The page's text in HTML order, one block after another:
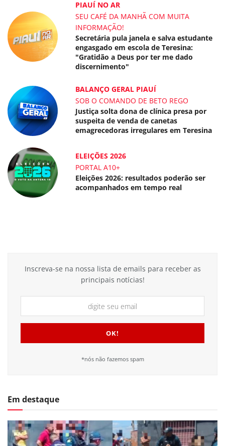
PIAUÍ NO AR
SEU CAFÉ DA MANHÃ COM MUITA
INFORMAÇÃO!
Secretária pula janela e salva estudante
engasgado em escola de Teresina:
"Gratidão a Deus por ter me dado
discernimento"
BALANÇO GERAL PIAUÍ
SOB O COMANDO DE BETO REGO
Justiça solta dona de clínica presa por
suspeita de venda de canetas
emagrecedoras irregulares em Teresina
ELEIÇÕES 2026
PORTAL A10+
Eleições 2026: resultados poderão ser
acompanhados em tempo real
Inscreva-se na nossa lista de emails para receber as
principais notícias!
*nós não fazemos spam
Em destaque